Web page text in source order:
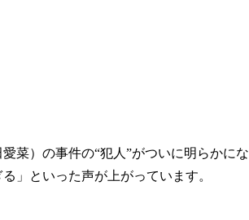
菜）の事件の“犯人”がついに明らかにな
」といった声が上がっています。